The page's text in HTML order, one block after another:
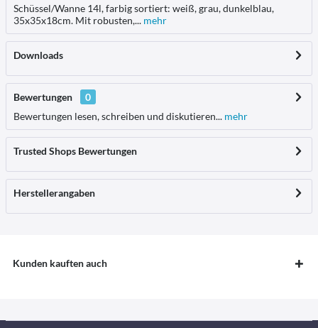
Schüssel/Wanne 14l, farbig sortiert: weiß, grau, dunkelblau,
35x35x18cm. Mit robusten,... mehr
Downloads
Bewertungen
0
Bewertungen lesen, schreiben und diskutieren... mehr
Trusted Shops Bewertungen
Herstellerangaben
Kunden kauften auch